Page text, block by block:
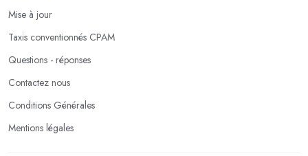
Mise à jour
Taxis conventionnés CPAM
Questions - réponses
Contactez nous
Conditions Générales
Mentions légales